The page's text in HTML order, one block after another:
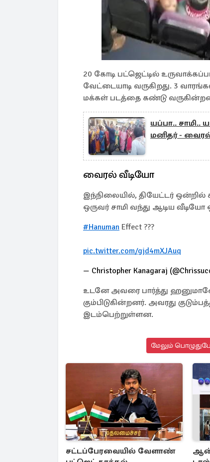
20 கோடி பட்ஜெட்டில்
வேட்டையாடி வருகிறது. 3
மக்கள் படத்தை கண்டு
யப்பா.. சாமி..
மனிதர் -
வைரல் வீடியோ
இந்நிலையில், தியேட்டர்
ஒருவர் சாமி வந்து ஆடிய
#Hanuman Effect ???
pic.twitter.com/gjd4mXJAuq
— Christopher Kanagaraj
உடனே அவரை பார்த்து ஹனுமானே
கும்பிடுகின்றனர். அவரது
இடம்பெற்றுள்ளன.
மேலும்
சட்டப்பேரவையில் வேளாண்